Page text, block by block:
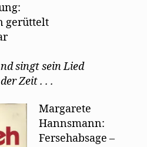
gerüttelt
singt sein Lied
Zeit . . .
Margarete
Hannsmann:
Fersehabsage –